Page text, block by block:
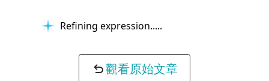
Refining expression...
觀看原始文章